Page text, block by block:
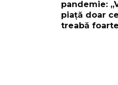
pandemie:
piață doar
treabă